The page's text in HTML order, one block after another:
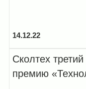
14.12.22
Сколтех
премию